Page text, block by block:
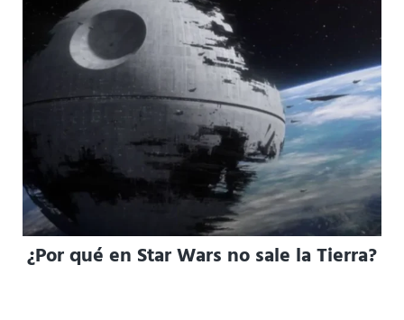
¿Por qué en Star Wars no sale la Tierra?